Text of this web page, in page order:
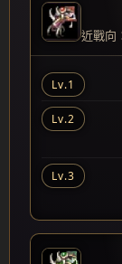
近戰向
Lv.1
Lv.2
Lv.3